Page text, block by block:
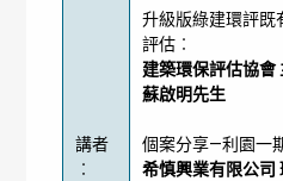
講者
︰
升級版綠建環評
評估︰
建築環保評估協會
蘇啟明先生
個案分享—利園一
希慎興業有限公司